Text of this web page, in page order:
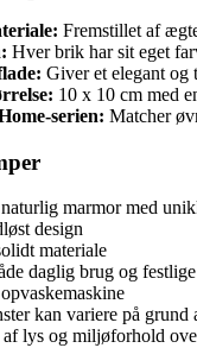
Fremstillet af
Hver brik har sit eget
Giver et elegant og
10 x 10 cm med
serien: Matcher
marmor med
design
materiale
daglig brug og
kan variere på grund
lys og miljøforhold